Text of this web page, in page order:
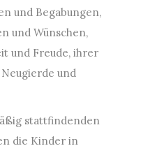
und Begabungen,
und Wünschen,
und Freude, ihrer
und
stattfindenden
die Kinder in